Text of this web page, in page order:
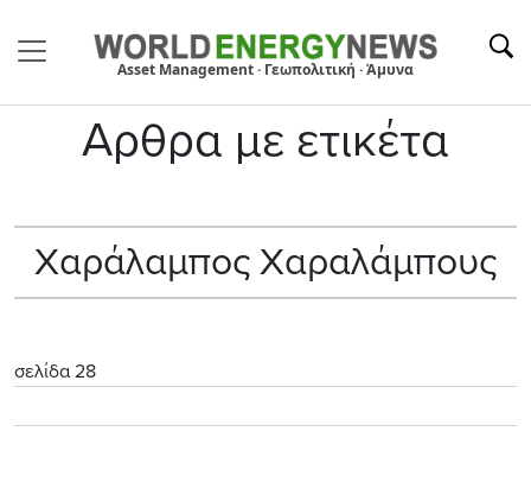
Asset Management · Γεωπολιτική · Άμυνα
Αρθρα με ετικέτα
Χαράλαμπος Χαραλάμπους
σελίδα 28